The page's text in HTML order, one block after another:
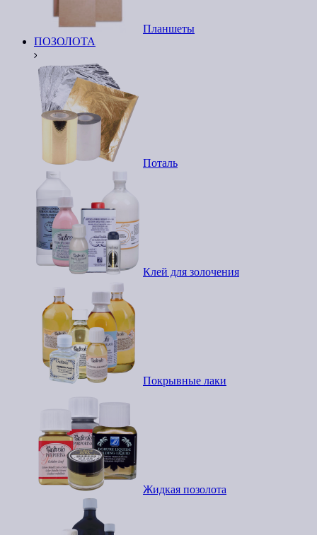
Планшеты
ПОЗОЛОТА
Поталь
Клей для золочения
Покрывные лаки
Жидкая позолота